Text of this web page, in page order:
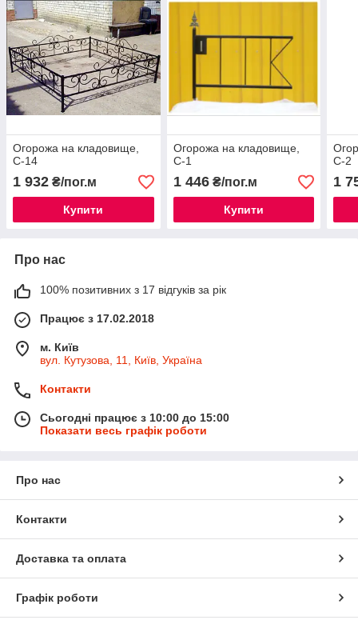
Огорожа на кладовище,
С-14
1 932 ₴/пог.м
Купити
Огорожа на кладовище,
С-1
1 446₴/пог.м
Купити
С-2
1
Про нас
100% позитивних з 17 відгуків за рік
Працює з 17.02.2018
м. Київ
вул. Кутузова, 11, Київ, Україна
Контакти
Сьогодні працює з 10:00 до 15:00
Показати весь графік роботи
Про нас
Контакти
Доставка та оплата
Графік роботи